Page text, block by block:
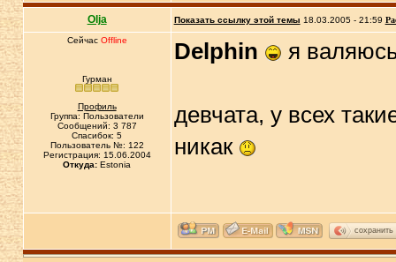
Olja Показать ссылку этой темы 18.03.2005 - 21:59
Сейчас Offline
Гурман
Профиль
Группа: Пользователи
Сообщений: 3 787
Спасибок: 5
Пользователь №: 122
Регистрация: 15.06.2004
Откуда: Estonia
Delphin я
девчата, у всех
никак
сохранить